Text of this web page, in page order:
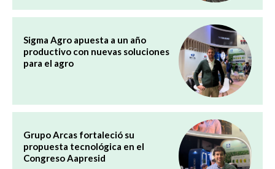
Sigma Agro apuesta a un año
productivo con nuevas soluciones
para el agro
Grupo Arcas fortaleció su
propuesta tecnológica en el
Congreso Aapresid